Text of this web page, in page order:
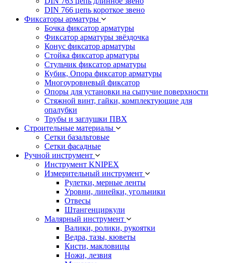
DIN 766 цепь короткое звено
Фиксаторы арматуры
Бочка фиксатор арматуры
Фиксатор арматуры звёздочка
Конус фиксатор арматуры
Стойка фиксатор арматуры
Стульчик фиксатор арматуры
Кубик, Опора фиксатор арматуры
Многоуровневый фиксатор
Опоры для установки на сыпучие поверхности
Стяжной винт, гайки, комплектующие для
опалубки
Трубы и заглушки ПВХ
Строительные материалы
Сетки базальтовые
Сетки фасадные
Ручной инструмент
Инструмент KNIPEX
Измерительный инструмент
Рулетки, мерные ленты
Уровни, линейки, угольники
Отвесы
Штангенциркули
Малярный инструмент
Валики, ролики, рукоятки
Ведра, тазы, кюветы
Кисти, макловицы
Ножи, лезвия